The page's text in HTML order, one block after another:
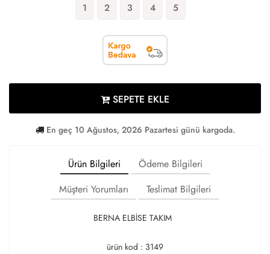
1 2 3 4 5
SEPETE EKLE
En geç 10 Ağustos, 2026 Pazartesi günü kargoda.
Ürün Bilgileri
Ödeme Bilgileri
Müşteri Yorumları
Teslimat Bilgileri
BERNA ELBİSE TAKIM
ürün kod : 3149